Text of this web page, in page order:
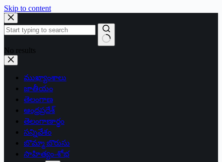
Skip to content
No results
ముఖ్యాంశాలు
జాతీయం
తెలంగాణ
ఆంధ్రప్రదేశ్
తెలంగాణార్థం
సన్నివేశం
బొమ్మా బొరుసు
సాహిత్యం-శోభ